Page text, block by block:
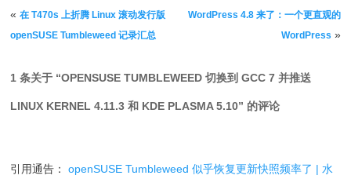
文章导航
«在 T470s 上折腾 Linux 滚动发行版
openSUSE Tumbleweed 记录汇总
WordPress 4.8 来了：一个更直观的
WordPress »
1 条关于 “OPENSUSE TUMBLEWEED 切换到 GCC 7 并推送
LINUX KERNEL 4.11.3 和 KDE PLASMA 5.10” 的评论
引用通告：openSUSE Tumbleweed 似乎恢复更新快照频率了 | 水